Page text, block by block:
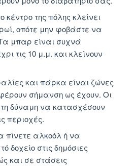
κέντρο της πόλης κλείνει
οπότε μην φοβάστε να
μπαρ είναι συχνά
τις 10 μ.μ. και κλείνουν
και πάρκα είναι ζώνες
σήμανση ως έχουν. Οι
τη δύναμη να κατασχέσουν
περιοχές.
πίνετε αλκοόλ ή να
δοχείο στις δημόσιες
και σε στάσεις